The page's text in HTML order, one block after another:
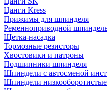
Цанги Kress
Прижимы для шпинделя
Ременноприводной
Щетка-насадка
Тормозные резисторы
Хвостовики и патроны
Подшипники шпинделя
Шпиндели с автосменой
Шпиндели низкооборотистые